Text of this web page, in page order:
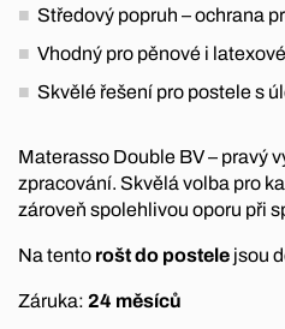
Středový popruh – ochrana
Vhodný pro pěnové i
Skvělé řešení pro postele s
Materasso Double BV – pravý
zpracování. Skvělá volba pro
zároveň spolehlivou oporu při
Na tento rošt do postele jsou
Záruka: 24 měsíců